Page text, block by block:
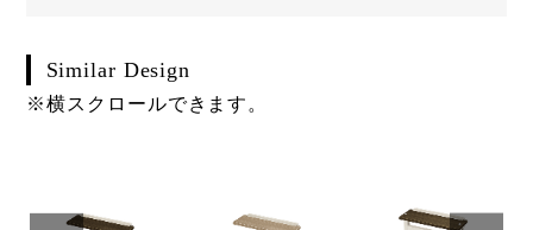
Similar Design
※横スクロールできます。